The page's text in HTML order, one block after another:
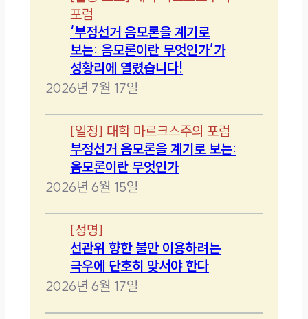
포럼
‘부정선거 음모론을 계기로
보는: 음모론이란 무엇인가’가
성황리에 열렸습니다!
2026년 7월 17일
[일정] 대학 마르크스주의 포럼
부정선거 음모론을 계기로 보는:
음모론이란 무엇인가
2026년 6월 15일
[성명]
선관위 향한 불만 이용하려는
극우에 단호히 맞서야 한다
2026년 6월 17일